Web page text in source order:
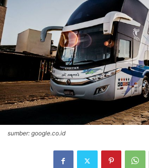
sumber: google.co.id